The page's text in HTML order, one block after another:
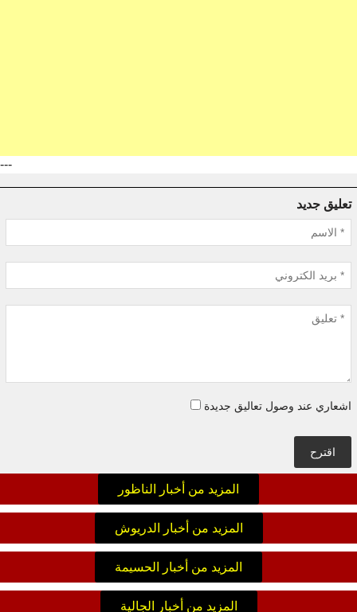
---
تعليق جديد
اشعاري عند وصول تعاليق جديدة
اقترح
المزيد من أخبار الناظور
المزيد من أخبار الدريوش
المزيد من أخبار الحسيمة
المزيد من أخبار الجالية